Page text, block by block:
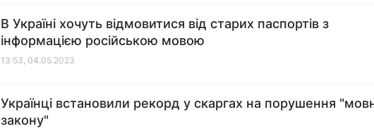
В Україні хочуть відмовитися від старих паспортів з
інформацією російською мовою
13:53, 04.05.2023
Українці встановили рекорд у скаргах на порушення
закону"